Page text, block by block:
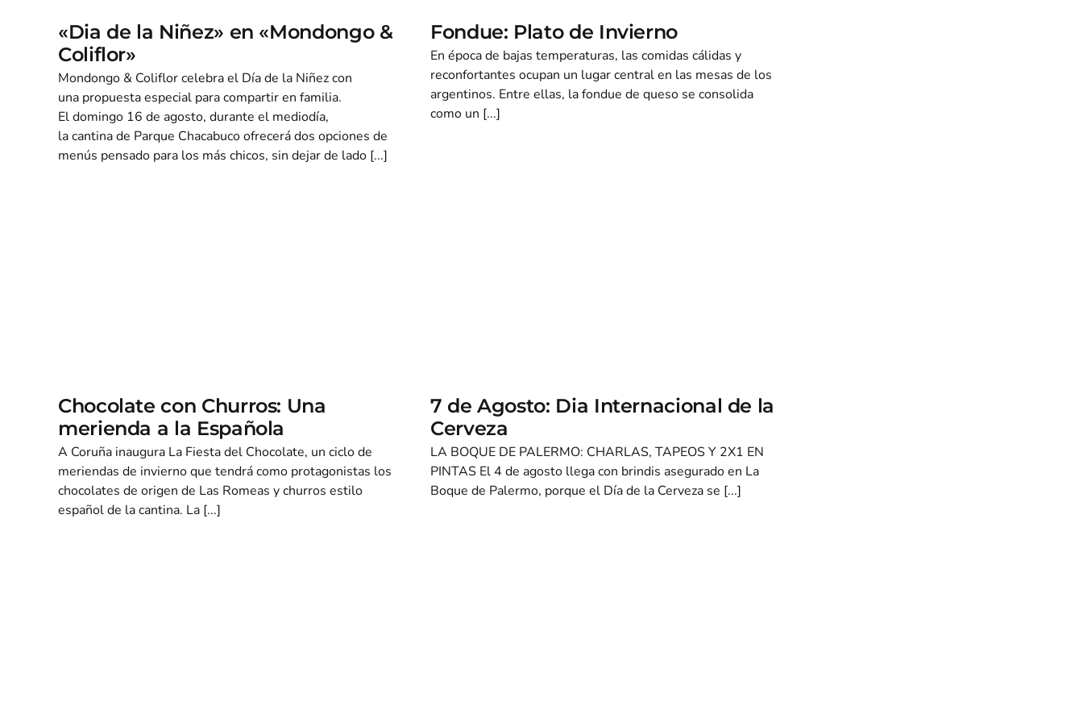
«Dia de la Niñez» en «Mondongo &
Coliflor»
Mondongo & Coliflor celebra el Día de la Niñez con
una propuesta especial para compartir en familia.
El domingo 16 de agosto, durante el mediodía,
la cantina de Parque Chacabuco ofrecerá dos opciones de
menús pensado para los más chicos, sin dejar de lado [...]
Fondue: Plato de Invierno
En época de bajas temperaturas, las comidas cálidas y
reconfortantes ocupan un lugar central en las mesas de los
argentinos. Entre ellas, la fondue de queso se consolida
como un [...]
Chocolate con Churros: Una
merienda a la Española
A Coruña inaugura La Fiesta del Chocolate, un ciclo de
meriendas de invierno que tendrá como protagonistas los
chocolates de origen de Las Romeas y churros estilo
español de la cantina. La [...]
7 de Agosto: Dia Internacional de la
Cerveza
LA BOQUE DE PALERMO: CHARLAS, TAPEOS Y 2X1 EN
PINTAS El 4 de agosto llega con brindis asegurado en La
Boque de Palermo, porque el Día de la Cerveza se [...]